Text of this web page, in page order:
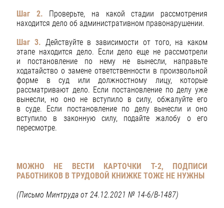
Шаг 2. Проверьте, на какой стадии рассмотрения
находится дело об административном правонарушении.
Шаг 3. Действуйте в зависимости от того, на каком
этапе находится дело. Если дело еще не рассмотрели
и постановление по нему не вынесли, направьте
ходатайство о замене ответственности в произвольной
форме в суд или должностному лицу, которые
рассматривают дело. Если постановление по делу уже
вынесли, но оно не вступило в силу, обжалуйте его
в суде. Если постановление по делу вынесли и оно
вступило в законную силу, подайте жалобу о его
пересмотре.
МОЖНО НЕ ВЕСТИ КАРТОЧКИ Т-2, ПОДПИСИ
РАБОТНИКОВ В ТРУДОВОЙ КНИЖКЕ ТОЖЕ НЕ НУЖНЫ
(Письмо Минтруда от 24.12.2021 № 14-6/В-1487)